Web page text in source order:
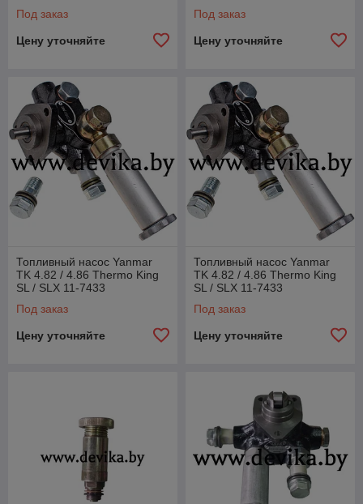
Под заказ
Цену уточняйте
Под заказ
Цену уточняйте
Топливный насос Yanmar
TK 4.82 / 4.86 Thermo King
SL / SLX 11-7433
Под заказ
Цену уточняйте
Топливный насос Yanmar
TK 4.82 / 4.86 Thermo King
SL / SLX 11-7433
Под заказ
Цену уточняйте